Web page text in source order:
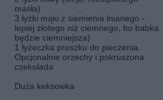
masła)
3 łyżki mąki z siemienia lnianego -
lepiej złotego niż ciemnego, bo babka
będzie ciemniejsza)
1 łyżeczka proszku do pieczenia.
Opcjonalnie orzechy i pokruszona
czekolada
Duża keksowka